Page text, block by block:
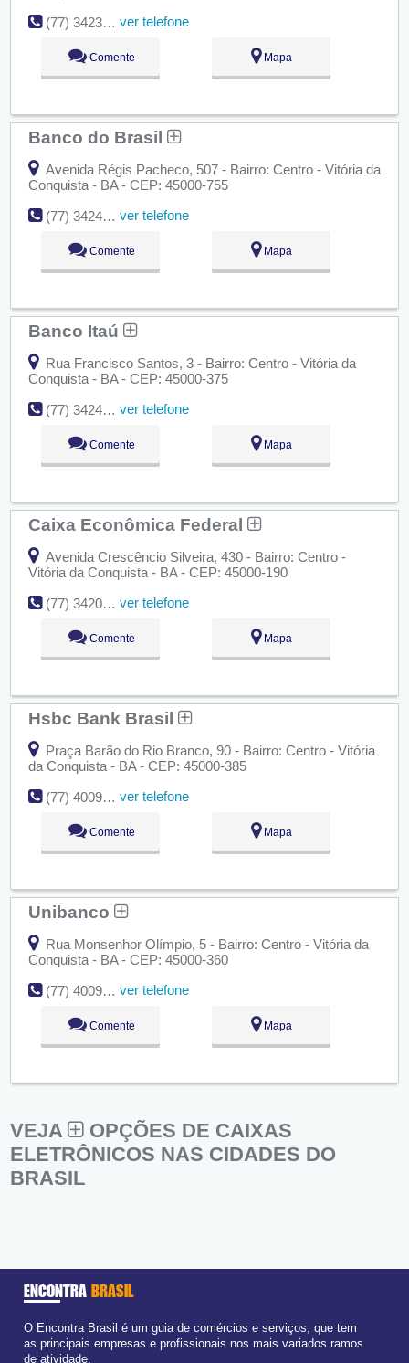
(77) 3423-9520
ver telefone
Comente Mapa
Banco do Brasil
Avenida Régis Pacheco, 507 - Bairro: Centro - Vitória da
Conquista - BA - CEP: 45000-755
(77) 3424-4613
ver telefone
Comente Mapa
Banco Itaú
Rua Francisco Santos, 3 - Bairro: Centro - Vitória da
Conquista - BA - CEP: 45000-375
(77) 3424-1010
ver telefone
Comente Mapa
Caixa Econômica Federal
Avenida Crescêncio Silveira, 430 - Bairro: Centro -
Vitória da Conquista - BA - CEP: 45000-190
(77) 3420-8400
ver telefone
Comente Mapa
Hsbc Bank Brasil
Praça Barão do Rio Branco, 90 - Bairro: Centro - Vitória
da Conquista - BA - CEP: 45000-385
(77) 4009-8400
ver telefone
Comente Mapa
Unibanco
Rua Monsenhor Olímpio, 5 - Bairro: Centro - Vitória da
Conquista - BA - CEP: 45000-360
(77) 4009-9500
ver telefone
Comente Mapa
VEJA
OPÇÕES DE CAIXAS
ELETRÔNICOS NAS CIDADES DO
BRASIL
ENCONTRA BRASIL
O Encontra Brasil é um guia de comércios e serviços, que tem
as principais empresas e profissionais nos mais variados ramos
de atividade.